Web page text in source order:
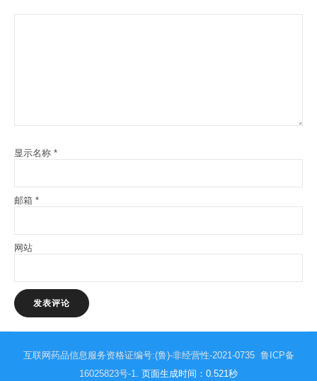
显示名称 *
邮箱 *
网站
互联网药品信息服务资格证编号:(鲁)-非经营性-2021-0735 鲁ICP备
16025823号-1. 页面生成时间：0.521秒